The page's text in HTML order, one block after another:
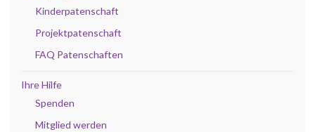
Kinderpatenschaft
Projektpatenschaft
FAQ Patenschaften
Ihre Hilfe
Spenden
Mitglied werden